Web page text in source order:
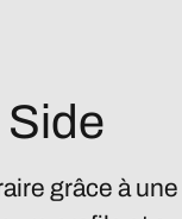
grâce à